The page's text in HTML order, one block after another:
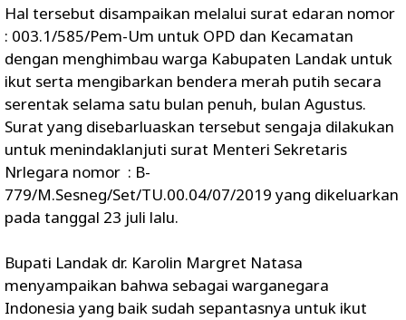
Hal tersebut disampaikan melalui surat edaran nomor
: 003.1/585/Pem-Um untuk OPD dan Kecamatan
dengan menghimbau warga Kabupaten Landak untuk
ikut serta mengibarkan bendera merah putih secara
serentak selama satu bulan penuh, bulan Agustus.
Surat yang disebarluaskan tersebut sengaja dilakukan
untuk menindaklanjuti surat Menteri Sekretaris
Nrlegara nomor : B-
779/M.Sesneg/Set/TU.00.04/07/2019 yang dikeluarkan
pada tanggal 23 juli lalu.
Bupati Landak dr. Karolin Margret Natasa
menyampaikan bahwa sebagai warganegara
Indonesia yang baik sudah sepantasnya untuk ikut